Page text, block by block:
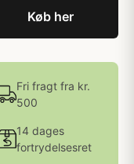
Køb her
Fri fragt fra kr.
500
14 dages
fortrydelsesret